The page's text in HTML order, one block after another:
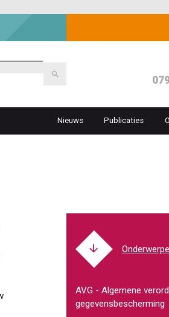
Top
navigation
Nieuws Publicaties
AVG - Algemene
gegevensbescherming